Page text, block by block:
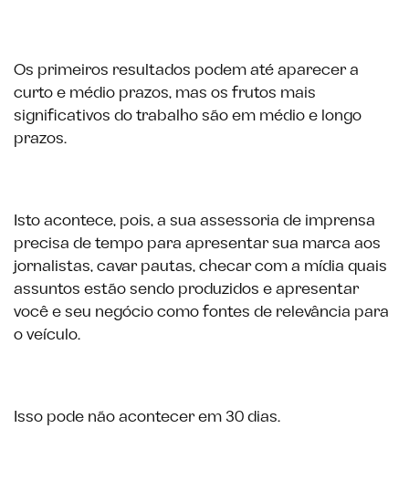
Os primeiros resultados podem até aparecer a
curto e médio prazos, mas os frutos mais
significativos do trabalho são em médio e longo
prazos.
Isto acontece, pois, a sua assessoria de imprensa
precisa de tempo para apresentar sua marca aos
jornalistas, cavar pautas, checar com a mídia quais
assuntos estão sendo produzidos e apresentar
você e seu negócio como fontes de relevância para
o veículo.
Isso pode não acontecer em 30 dias.